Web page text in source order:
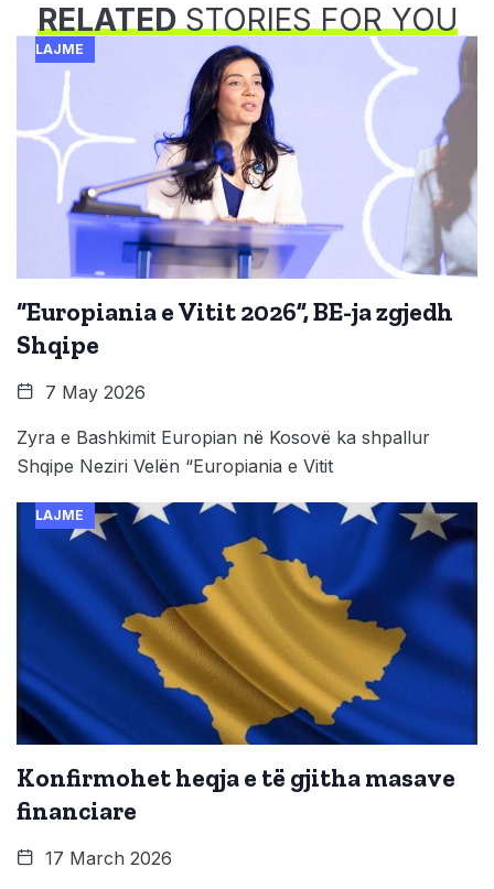
RELATEDSTORIES FOR YOU
LAJME
“Europiania e Vitit 2026”, BE-ja zgjedh
Shqipe
7 May 2026
Zyra e Bashkimit Europian në Kosovë ka shpallur
Shqipe Neziri Velën “Europiania e Vitit
LAJME
Konfirmohet heqja e të gjitha masave
financiare
17 March 2026